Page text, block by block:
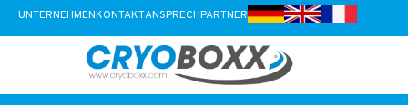
UNTERNEHMENKONTAKTANSPRECHPARTNER